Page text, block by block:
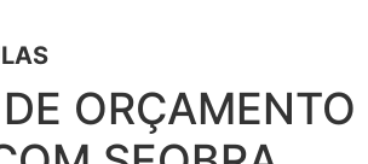
ORÇAMENTO